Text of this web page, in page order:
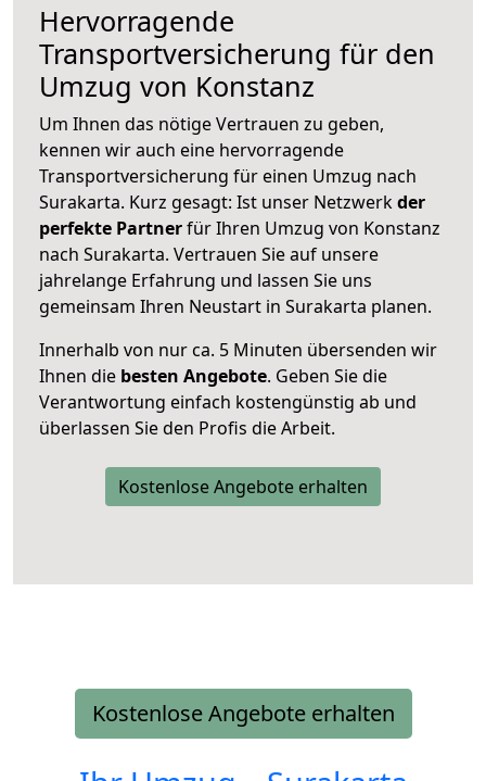
Hervorragende
Transportversicherung für den
Umzug von Konstanz
Um Ihnen das nötige Vertrauen zu geben,
kennen wir auch eine hervorragende
Transportversicherung für einen Umzug nach
Surakarta. Kurz gesagt: Ist unser Netzwerkder
perfekte Partnerfür Ihren Umzug von Konstanz
nach Surakarta. Vertrauen Sie auf unsere
jahrelange Erfahrung und lassen Sie uns
gemeinsam Ihren Neustart in Surakarta planen.
Innerhalb von nur ca. 5 Minuten übersenden wir
Ihnen die besten Angebote. Geben Sie die
Verantwortung einfach kostengünstig ab und
überlassen Sie den Profis die Arbeit.
Kostenlose Angebote erhalten
Kostenlose Angebote erhalten